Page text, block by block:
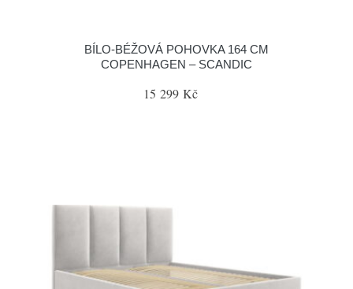
BÍLO-BÉŽOVÁ POHOVKA 164 CM
COPENHAGEN – SCANDIC
15 299 Kč